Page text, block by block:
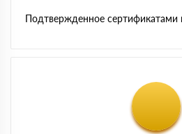
Подтвержденное